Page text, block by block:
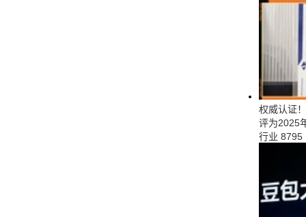
权威认证
评为2025
行业 8795